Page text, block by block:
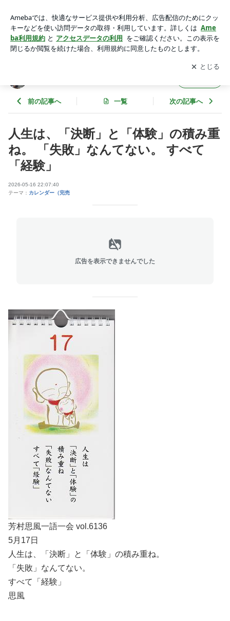
い。 すべて「経験」 | 芳村思風先生の一語一絵のブログ
アプリをダウンロードして ブログの更新通知
を受け取りまし
ょう。
開く
前の記事へ 一覧 次の記事へ
人生は、「決断」と「体験」の積み重
ね。 「失敗」なんてない。 すべて
「経験」
2026-05-16 22:07:40
テーマ： カレンダー（完売
広告を表示できませんでした
芳村思風一語一会 vol.6136
5月17日
人生は、「決断」と「体験」の積み重ね。
「失敗」なんてない。
すべて「経験」
思風